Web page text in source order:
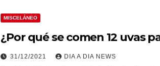
MISCELÁNEO
¿Por qué se comen 12 uvas
31/12/2021 DIA A DIA NEWS